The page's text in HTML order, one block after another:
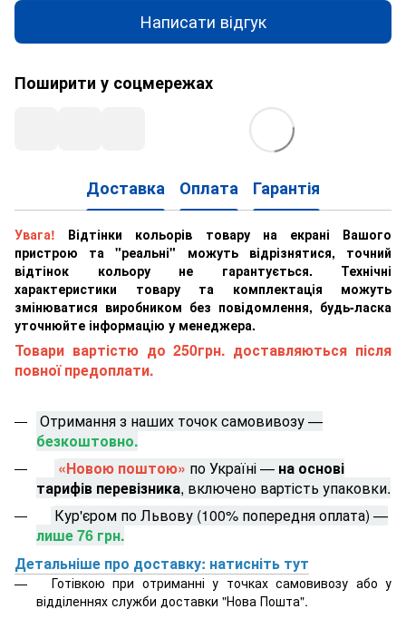
Написати відгук
Поширити у соцмережах
Доставка Оплата Гарантія
Увага! Відтінки кольорів товару на екрані Вашого
пристрою та "реальні" можуть відрізнятися, точний
відтінок кольору не гарантується. Технічні
характеристики товару та комплектація можуть
змінюватися виробником без повідомлення, будь-ласка
уточнюйте інформацію у менеджера.
Товари вартістю до 250грн. доставляються після
повної предоплати.
Отримання з наших точок самовивозу —
безкоштовно.
«Новою поштою» по Україні — на основі
тарифів перевізника, включено вартість упаковки.
Кур'єром по Львову (100% попередня оплата) —
лише 76 грн.
Детальніше про доставку: натисніть тут
Готівкою при отриманні у точках самовивозу або у
відділеннях служби доставки "Нова Пошта".